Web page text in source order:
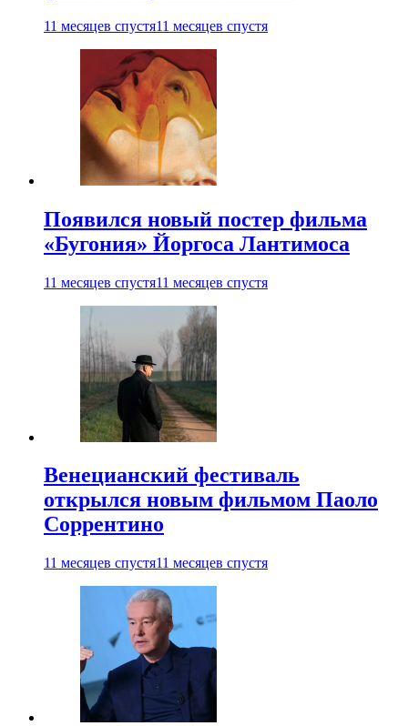
11 месяцев спустя11 месяцев спустя
Появился новый постер фильма
«Бугония» Йоргоса Лантимоса
11 месяцев спустя11 месяцев спустя
Венецианский фестиваль
открылся новым фильмом Паоло
Соррентино
11 месяцев спустя11 месяцев спустя